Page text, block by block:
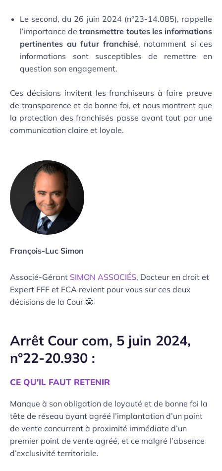
Le second, du 26 juin 2024 (n°23-14.085), rappelle
l’importance de transmettre toutes les informations
pertinentes au futur franchisé, notamment si ces
informations sont susceptibles de remettre en
question son engagement.
Ces décisions invitent les franchiseurs à faire preuve
de transparence et de bonne foi, et nous montrent que
la protection des franchisés passe avant tout par une
communication claire et loyale.
François-Luc Simon
Associé-Gérant SIMON ASSOCIÉS, Docteur en droit et
Expert FFF et FCA revient pour vous sur ces deux
décisions de la Cour 🤓
Arrêt Cour com, 5 juin 2024,
n°22-20.930 :
CE QU'IL FAUT RETENIR
Manque à son obligation de loyauté et de bonne foi la
tête de réseau ayant agréé l’implantation d’un point
de vente concurrent à proximité immédiate d’un
premier point de vente agréé, et ce malgré l’absence
d’exclusivité territoriale.